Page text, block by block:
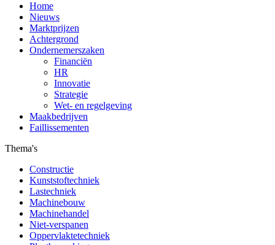
Home
Nieuws
Marktprijzen
Achtergrond
Ondernemerszaken
Financiën
HR
Innovatie
Strategie
Wet- en regelgeving
Maakbedrijven
Faillissementen
Thema's
Constructie
Kunststoftechniek
Lastechniek
Machinebouw
Machinehandel
Niet-verspanen
Oppervlaktetechniek